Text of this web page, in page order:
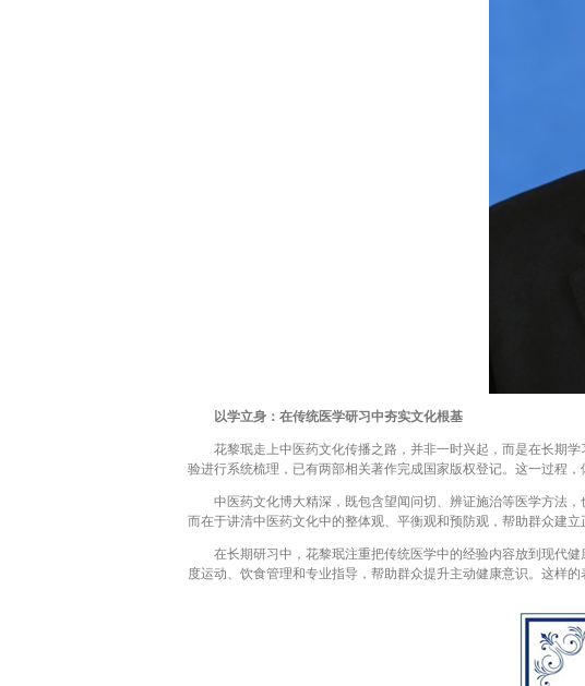
以学立身：在传统医学研习中夯实文化根基
花黎珉走上中医药文化传播之路，并非一时兴起，而是在长期学
验进行系统梳理，已有两部相关著作完成国家版权登记。这一过程
中医药文化博大精深，既包含望闻问切、辨证施治等医学方法，
而在于讲清中医药文化中的整体观、平衡观和预防观，帮助群众建立
在长期研习中，花黎珉注重把传统医学中的经验内容放到现代健
度运动、饮食管理和专业指导，帮助群众提升主动健康意识。这样